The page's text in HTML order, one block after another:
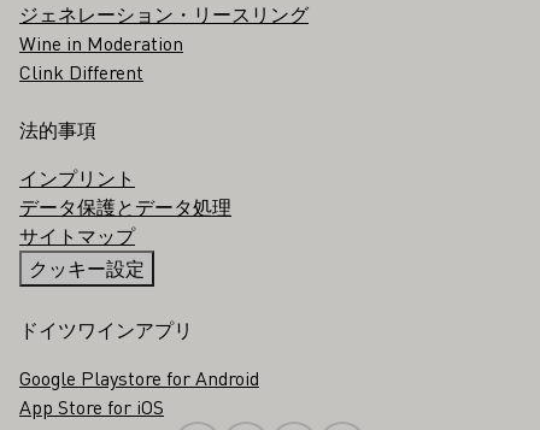
ジェネレーション・リースリング
Wine in Moderation
Clink Different
法的事項
インプリント
データ保護とデータ処理
サイトマップ
クッキー設定
ドイツワインアプリ
Google Playstore for Android
App Store for iOS